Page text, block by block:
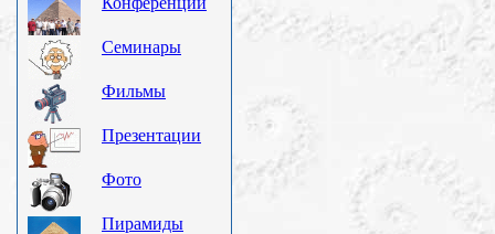
Семинары
Фильмы
Презентации
Фото
Пирамиды